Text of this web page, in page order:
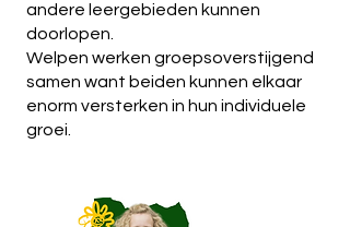
andere leergebieden kunnen
doorlopen.
Welpen werken groepsoverstijgend
samen want beiden kunnen elkaar
enorm versterken in hun individuele
groei.